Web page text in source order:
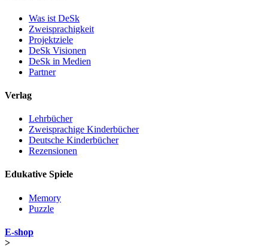
Was ist DeSk
Zweisprachigkeit
Projektziele
DeSk Visionen
DeSk in Medien
Partner
Verlag
Lehrbücher
Zweisprachige Kinderbücher
Deutsche Kinderbücher
Rezensionen
Edukative Spiele
Memory
Puzzle
E-shop
>